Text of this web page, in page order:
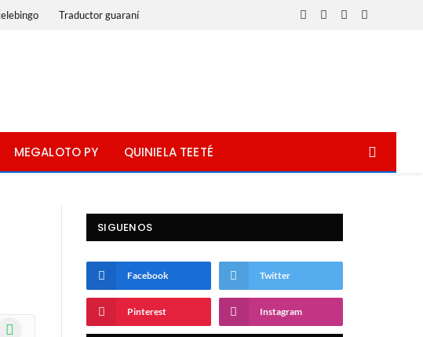
Traductor guaraní
Facebook
X
InstagramWhatsApp
MEGALOTO PY QUINIELA TEETÉ
WhatsApp
SIGUENOS
Facebook Twitter
Pinterest Instagram